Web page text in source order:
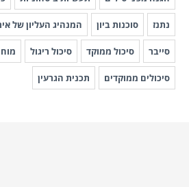
נתנז סוכנות ביון המנהיג העליון של
סייבר סיכול ממוקד סיכול ריגול
סיכולים ממוקדים תכנית הגרעין